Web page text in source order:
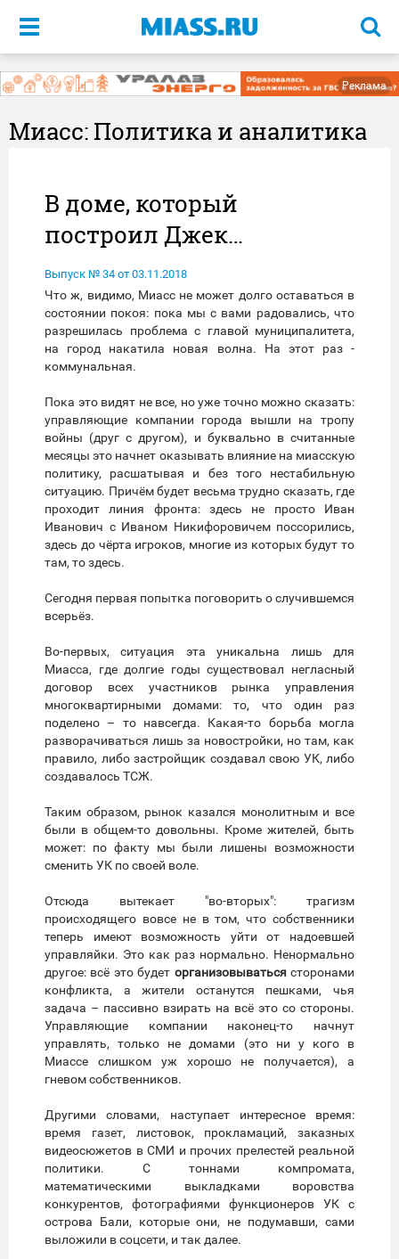
Меню
Реклама
Миасс: Политика и аналитика
В доме, который
построил Джек…
Выпуск № 34 от 03.11.2018
Что ж, видимо, Миасс не может долго оставаться в
состоянии покоя: пока мы с вами радовались, что
разрешилась проблема с главой муниципалитета,
на город накатила новая волна. На этот раз -
коммунальная.
Пока это видят не все, но уже точно можно сказать:
управляющие компании города вышли на тропу
войны (друг с другом), и буквально в считанные
месяцы это начнет оказывать влияние на миасскую
политику, расшатывая и без того нестабильную
ситуацию. Причём будет весьма трудно сказать, где
проходит линия фронта: здесь не просто Иван
Иванович с Иваном Никифоровичем поссорились,
здесь до чёрта игроков, многие из которых будут то
там, то здесь.
Сегодня первая попытка поговорить о случившемся
всерьёз.
Во-первых, ситуация эта уникальна лишь для
Миасса, где долгие годы существовал негласный
договор всех участников рынка управления
многоквартирными домами: то, что один раз
поделено – то навсегда. Какая-то борьба могла
разворачиваться лишь за новостройки, но там, как
правило, либо застройщик создавал свою УК, либо
создавалось ТСЖ.
Таким образом, рынок казался монолитным и все
были в общем-то довольны. Кроме жителей, быть
может: по факту мы были лишены возможности
сменить УК по своей воле.
Отсюда вытекает "во-вторых": трагизм
происходящего вовсе не в том, что собственники
теперь имеют возможность уйти от надоевшей
управляйки. Это как раз нормально. Ненормально
другое: всё это будет организовыватьсясторонами
конфликта, а жители останутся пешками, чья
задача – пассивно взирать на всё это со стороны.
Управляющие компании наконец-то начнут
управлять, только не домами (это ни у кого в
Миассе слишком уж хорошо не получается), а
гневом собственников.
Другими словами, наступает интересное время:
время газет, листовок, прокламаций, заказных
видеосюжетов в СМИ и прочих прелестей реальной
политики. С тоннами компромата,
математическими выкладками воровства
конкурентов, фотографиями функционеров УК с
острова Бали, которые они, не подумавши, сами
выложили в соцсети, и так далее.